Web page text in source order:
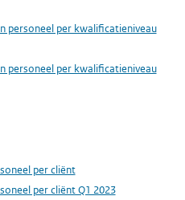
personeel per kwalificatieniveau
personeel per kwalificatieniveau
per cliënt
per cliënt Q1 2023